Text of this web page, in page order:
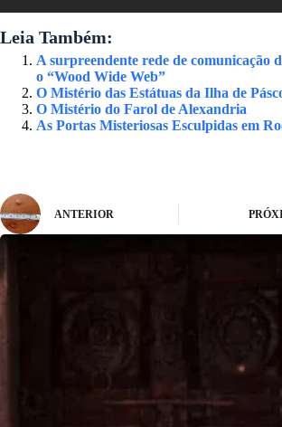
Leia Também:
A surpreendente rede de comunicação
o “Wood Wide Web”
O Mistério das Estátuas da Ilha de
O Mistério do Farol de Alexandria
As Portas Misteriosas Esculpidas em
ANTERIOR